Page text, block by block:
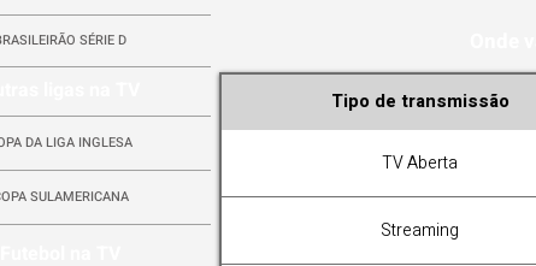
SÉRIE D
DA LIGA INGLESA
SULAMERICANA
Tipo de transmissão
TV Aberta
Streaming